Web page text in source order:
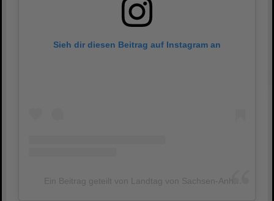
Sieh dir diesen Beitrag auf Instagram an